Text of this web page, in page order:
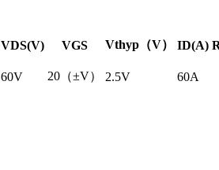
VDS(V) VGS Vthyp（V） ID(A)
60V 20（±V） 2.5V
60A